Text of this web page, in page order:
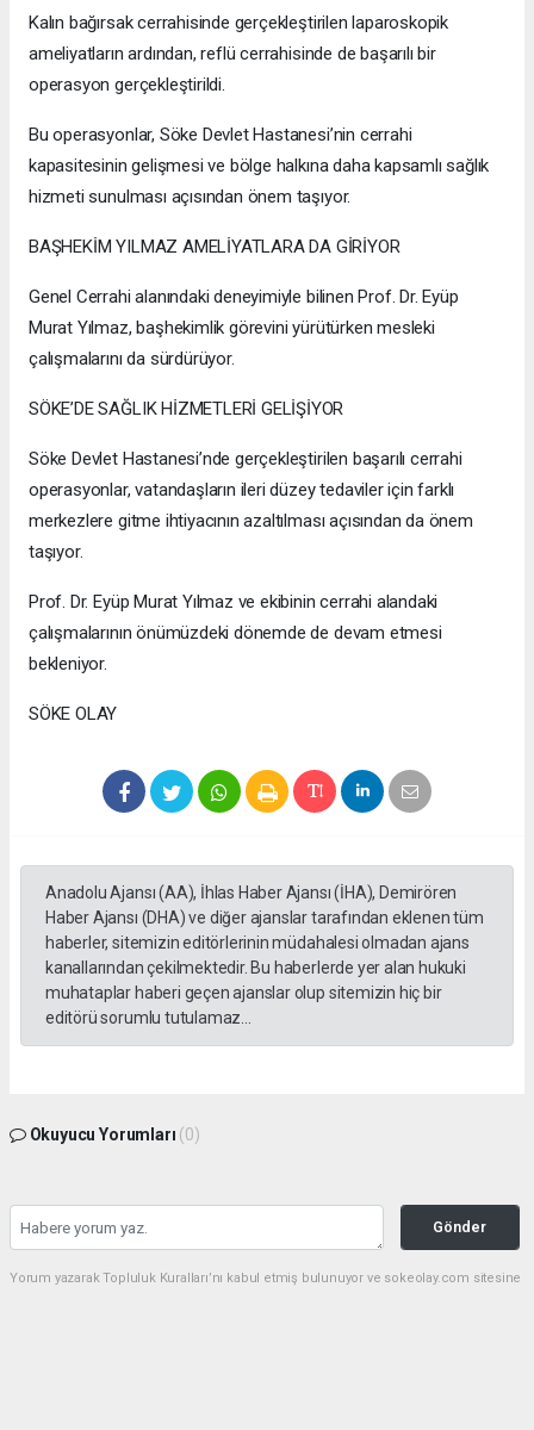
Kalın bağırsak cerrahisinde gerçekleştirilen laparoskopik
ameliyatların ardından, reflü cerrahisinde de başarılı bir
operasyon gerçekleştirildi.
Bu operasyonlar, Söke Devlet Hastanesi’nin cerrahi
kapasitesinin gelişmesi ve bölge halkına daha kapsamlı sağlık
hizmeti sunulması açısından önem taşıyor.
BAŞHEKİM YILMAZ AMELİYATLARA DA GİRİYOR
Genel Cerrahi alanındaki deneyimiyle bilinen Prof. Dr. Eyüp
Murat Yılmaz, başhekimlik görevini yürütürken mesleki
çalışmalarını da sürdürüyor.
SÖKE’DE SAĞLIK HİZMETLERİ GELİŞİYOR
Söke Devlet Hastanesi’nde gerçekleştirilen başarılı cerrahi
operasyonlar, vatandaşların ileri düzey tedaviler için farklı
merkezlere gitme ihtiyacının azaltılması açısından da önem
taşıyor.
Prof. Dr. Eyüp Murat Yılmaz ve ekibinin cerrahi alandaki
çalışmalarının önümüzdeki dönemde de devam etmesi
bekleniyor.
SÖKE OLAY
Anadolu Ajansı (AA), İhlas Haber Ajansı (İHA), Demirören
Haber Ajansı (DHA) ve diğer ajanslar tarafından eklenen tüm
haberler, sitemizin editörlerinin müdahalesi olmadan ajans
kanallarından çekilmektedir. Bu haberlerde yer alan hukuki
muhataplar haberi geçen ajanslar olup sitemizin hiç bir
editörü sorumlu tutulamaz...
Okuyucu Yorumları (0)
Gönder
Yorum yazarak Topluluk Kuralları’nı kabul etmiş bulunuyor ve sokeolay.com sitesine